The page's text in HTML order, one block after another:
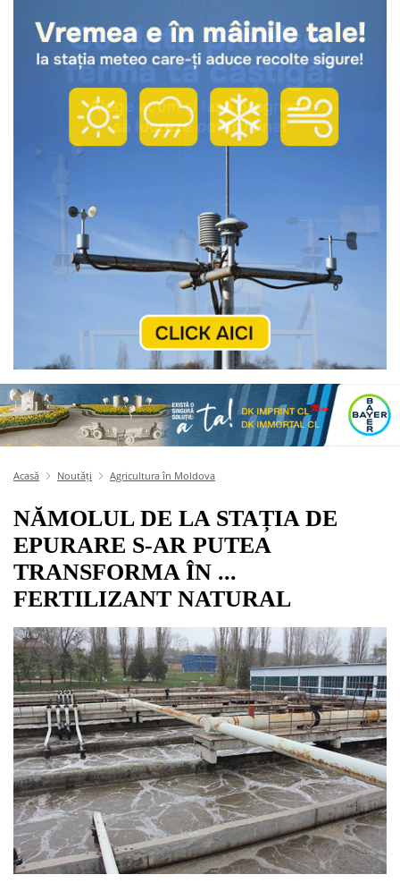
Acasă Noutăți Agricultura în Moldova
NĂMOLUL DE LA STAȚIA DE
EPURARE S-AR PUTEA
TRANSFORMA ÎN ...
FERTILIZANT NATURAL